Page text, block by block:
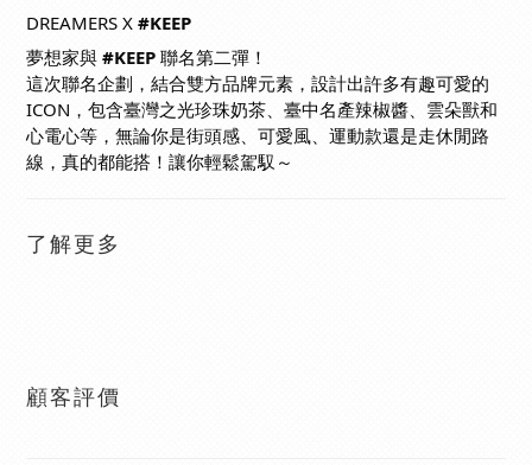
DREAMERS X #KEEP
夢想家與 #KEEP 聯名第二彈！
這次聯名企劃，結合雙方品牌元素，設計出許多有趣可愛的
ICON，包含臺灣之光珍珠奶茶、臺中名產辣椒醬、雲朵獸和
心電心等，無論你是街頭感、可愛風、運動款還是走休閒路
線，真的都能搭！讓你輕鬆駕馭～
了解更多
顧客評價